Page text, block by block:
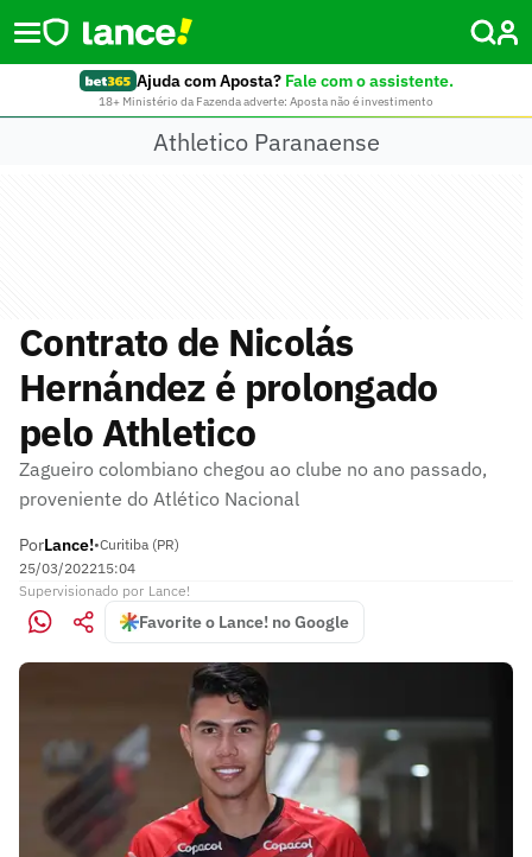
Ajuda com Aposta? Fale com o assistente.
18+ Ministério da Fazenda adverte: Aposta não é investimento
Athletico Paranaense
Contrato de Nicolás
Hernández é prolongado
pelo Athletico
Zagueiro colombiano chegou ao clube no ano passado,
proveniente do Atlético Nacional
PorLance!•Curitiba (PR)
25/03/202215:04
Supervisionado por Lance!
Favorite o Lance! no Google